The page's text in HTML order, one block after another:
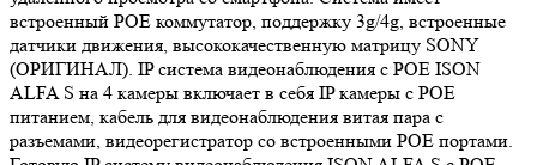
встроенный POE коммутатор, поддержку 3g/4g, встроенные
датчики движения, высококачественную матрицу SONY
(ОРИГИНАЛ). IP система видеонаблюдения с POE ISON
ALFA S на 4 камеры включает в себя IP камеры с POE
питанием, кабель для видеонаблюдения витая пара с
разъемами, видеорегистратор со встроенными POE портами.